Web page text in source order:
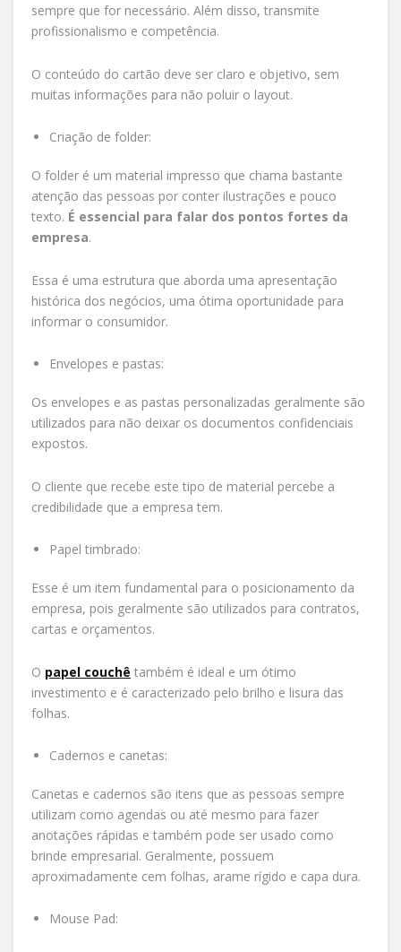
sempre que for necessário. Além disso, transmite
profissionalismo e competência.
O conteúdo do cartão deve ser claro e objetivo, sem
muitas informações para não poluir o layout.
Criação de folder:
O folder é um material impresso que chama bastante
atenção das pessoas por conter ilustrações e pouco
texto. É essencial para falar dos pontos fortes da
empresa.
Essa é uma estrutura que aborda uma apresentação
histórica dos negócios, uma ótima oportunidade para
informar o consumidor.
Envelopes e pastas:
Os envelopes e as pastas personalizadas geralmente são
utilizados para não deixar os documentos confidenciais
expostos.
O cliente que recebe este tipo de material percebe a
credibilidade que a empresa tem.
Papel timbrado:
Esse é um item fundamental para o posicionamento da
empresa, pois geralmente são utilizados para contratos,
cartas e orçamentos.
O papel couchê também é ideal e um ótimo
investimento e é caracterizado pelo brilho e lisura das
folhas.
Cadernos e canetas:
Canetas e cadernos são itens que as pessoas sempre
utilizam como agendas ou até mesmo para fazer
anotações rápidas e também pode ser usado como
brinde empresarial. Geralmente, possuem
aproximadamente cem folhas, arame rígido e capa dura.
Mouse Pad: